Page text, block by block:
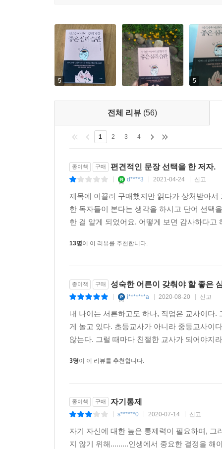
5 5
전체 리뷰 (56)
1 2 3 4
종이책 구매 편견적인 문장 선택을 한 저자.
d****3 2021-04-24 신고
제목에 이끌려 구매했지만 읽다가 상처받아
한 독자들이 본다는 생각을 하시고 단어 선택
한 걸 알게 되었어요. 어떻게 보면 감사하다
13명이 이 리뷰를 추천합니다.
종이책 구매 성숙한 어른이 갖춰야 할 좋은
i*******a 2020-08-20 신고
내 나이는 서른하고도 하나, 직업은 교사이다
게 놀고 있다. 초등교사가 아니라 중등교사이
않는다. 그럴 때마다 친절한 교사가 되어야지
3명이 이 리뷰를 추천합니다.
종이책 구매 자기통제
s******0 2020-07-14 신고
자기 자신에 대한 높은 통제력이 필요하며,
지 않기 위해.........인생에서 중요한 결정을 해